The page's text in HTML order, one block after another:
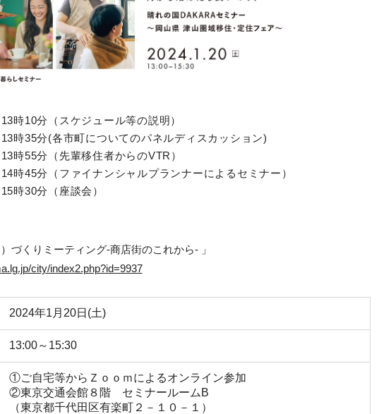
10分（スケジュール等の説明）
時35分(各市町についてのパネルディスカッション)
時55分（先輩移住者からのVTR）
時45分（ファイナンシャルプランナーによるセミナー）
時30分（座談会）
づくりミーティング-商店街のこれから- 」
city/index2.php?id=9937
2024年1月20日(土)
13:00～15:30
①ご自宅等からＺｏｏｍによるオンライン参加
②東京交通会館８階 セミナールームB
（東京都千代田区有楽町２－１０－１）